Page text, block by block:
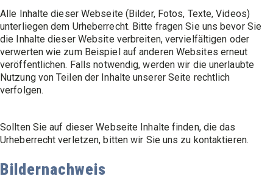
Alle Inhalte dieser Webseite (Bilder, Fotos, Texte, Videos)
unterliegen dem Urheberrecht. Bitte fragen Sie uns bevor Sie
die Inhalte dieser Website verbreiten, vervielfältigen oder
verwerten wie zum Beispiel auf anderen Websites erneut
veröffentlichen. Falls notwendig, werden wir die unerlaubte
Nutzung von Teilen der Inhalte unserer Seite rechtlich
verfolgen.
Sollten Sie auf dieser Webseite Inhalte finden, die das
Urheberrecht verletzen, bitten wir Sie uns zu kontaktieren.
Bildernachweis